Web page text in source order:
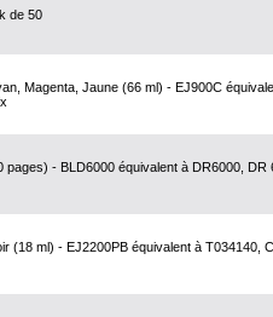
de 50
Magenta, Jaune (66 ml) - EJ900C
- BLD6000 équivalent à DR6000, DR
(18 ml) - EJ2200PB équivalent à T034140,